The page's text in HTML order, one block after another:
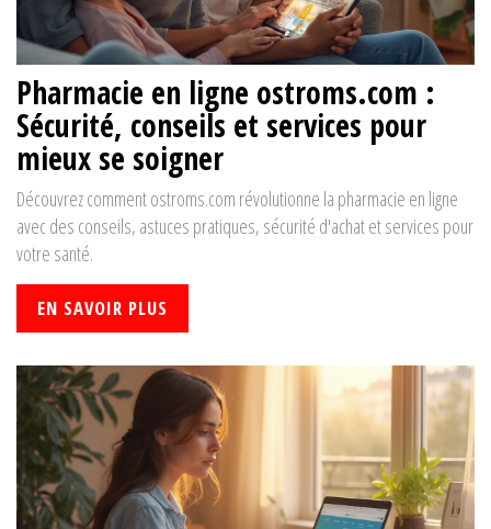
Pharmacie en ligne ostroms.com :
Sécurité, conseils et services pour
mieux se soigner
Découvrez comment ostroms.com révolutionne la pharmacie en ligne
avec des conseils, astuces pratiques, sécurité d'achat et services pour
votre santé.
EN SAVOIR PLUS